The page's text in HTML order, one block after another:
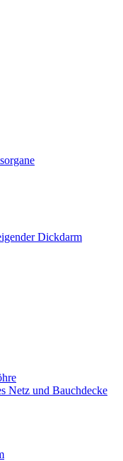
Dickdarm
Netz und Bauchdecke